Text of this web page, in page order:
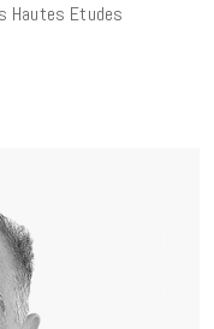
Hautes Etudes